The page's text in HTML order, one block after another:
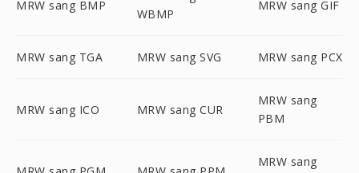
MRW sang BMP
WBMP
MRW sang GIF
MRW sang TGA MRW sang SVG MRW sang PCX
MRW sang ICO MRW sang CUR
MRW sang
PBM
MRW sang